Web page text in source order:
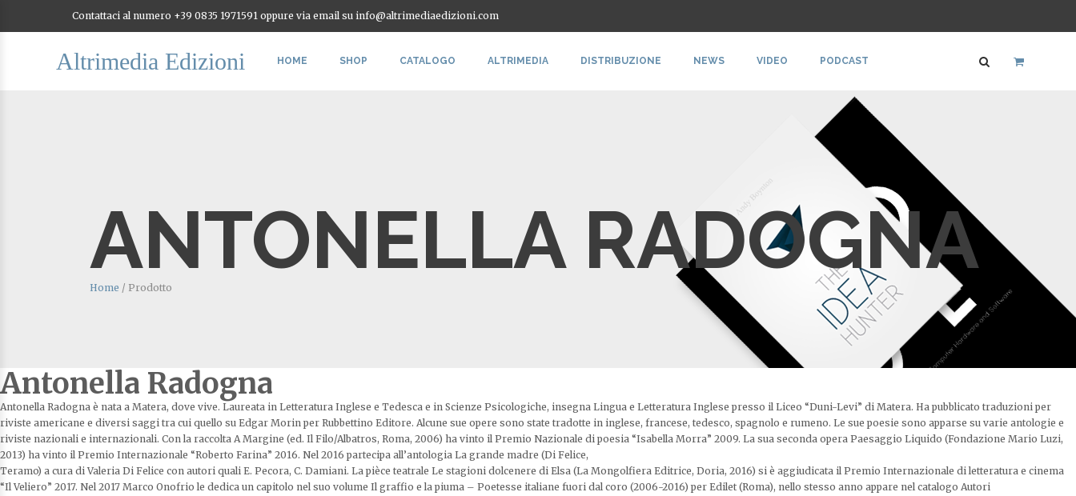
Contattaci al numero +39 0835 1971591 oppure via email su info@altrimediaedizioni.com
Altrimedia Edizioni HOME SHOP CATALOGO ALTRIMEDIA DISTRIBUZIONE NEWS VIDEO PODCAST
ANTONELLA RADOGNA
Home / Prodotto
Antonella Radogna
Antonella Radogna è nata a Matera, dove vive. Laureata in Letteratura Inglese e Tedesca e in Scienze Psicologiche, insegna Lingua e Letteratura Inglese presso il Liceo “Duni-Levi” di Matera. Ha pubblicato traduzioni per
riviste americane e diversi saggi tra cui quello su Edgar Morin per Rubbettino Editore. Alcune sue opere sono state tradotte in inglese, francese, tedesco, spagnolo e rumeno. Le sue poesie sono apparse su varie antologie e
riviste nazionali e internazionali. Con la raccolta A Margine (ed. Il Filo/Albatros, Roma, 2006) ha vinto il Premio Nazionale di poesia “Isabella Morra” 2009. La sua seconda opera Paesaggio Liquido (Fondazione Mario Luzi,
2013) ha vinto il Premio Internazionale “Roberto Farina” 2016. Nel 2016 partecipa all’antologia La grande madre (Di Felice,
Teramo) a cura di Valeria Di Felice con autori quali E. Pecora, C. Damiani. La pièce teatrale Le stagioni dolcenere di Elsa (La Mongolfiera Editrice, Doria, 2016) si è aggiudicata il Premio Internazionale di letteratura e cinema
“Il Veliero” 2017. Nel 2017 Marco Onofrio le dedica un capitolo nel suo volume Il graffio e la piuma – Poetesse italiane fuori dal coro (2006-2016) per Edilet (Roma), nello stesso anno appare nel catalogo Autori